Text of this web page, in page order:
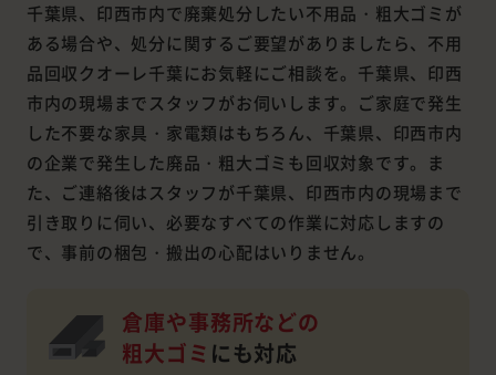
千葉県、印西市内で廃棄処分したい不用品・粗大ゴミが
ある場合や、処分に関するご要望がありましたら、不用
品回収クオーレ千葉にお気軽にご相談を。千葉県、印西
市内の現場までスタッフがお伺いします。ご家庭で発生
した不要な家具・家電類はもちろん、千葉県、印西市内
の企業で発生した廃品・粗大ゴミも回収対象です。ま
た、ご連絡後はスタッフが千葉県、印西市内の現場まで
引き取りに伺い、必要なすべての作業に対応しますの
で、事前の梱包・搬出の心配はいりません。
倉庫や事務所などの
粗大ゴミ にも対応